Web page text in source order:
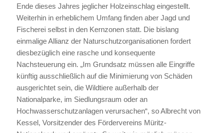
Ende dieses Jahres jeglicher Holzeinschlag eingestellt.
Weiterhin in erheblichem Umfang finden aber Jagd und
Fischerei selbst in den Kernzonen statt. Die bislang
einmalige Allianz der Naturschutzorganisationen fordert
diesbezüglich eine rasche und konsequente
Nachsteuerung ein. „Im Grundsatz müssen alle Eingriffe
künftig ausschließlich auf die Minimierung von Schäden
ausgerichtet sein, die Wildtiere außerhalb der
Nationalparke, im Siedlungsraum oder an
Hochwasserschutzanlagen verursachen“, so Albrecht von
Kessel, Vorsitzender des Fördervereins Müritz-